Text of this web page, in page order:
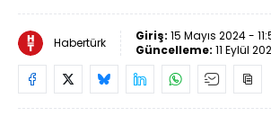
Habertürk Giriş: 15 Mayıs 2024 -
Güncelleme: 11 Eylül